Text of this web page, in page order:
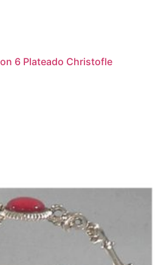
6 Plateado Christofle